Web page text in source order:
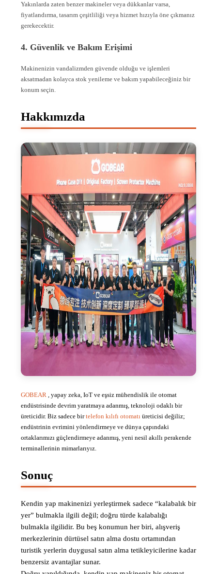
Yakınlarda zaten benzer makineler veya dükkanlar varsa,
fiyatlandırma, tasarım çeşitliliği veya hizmet hızıyla öne çıkmanız
gerekecektir.
4. Güvenlik ve Bakım Erişimi
Makinenizin vandalizmden güvende olduğu ve işlemleri
aksatmadan kolayca stok yenileme ve bakım yapabileceğiniz bir
konum seçin.
Hakkımızda
GOBEAR , yapay zeka, IoT ve eşsiz mühendislik ile otomat
endüstrisinde devrim yaratmaya adanmış, teknoloji odaklı bir
üreticidir. Biz sadece birtelefon kılıfı otomatı üreticisi değiliz;
endüstrinin evrimini yönlendirmeye ve dünya çapındaki
ortaklarımızı güçlendirmeye adanmış, yeni nesil akıllı perakende
terminallerinin mimarlarıyız.
Sonuç
Kendin yap makinenizi yerleştirmek sadece “kalabalık bir
yer” bulmakla ilgili değil; doğru türde kalabalığı
bulmakla ilgilidir. Bu beş konumun her biri, alışveriş
merkezlerinin dürtüsel satın alma dostu ortamından
turistik yerlerin duygusal satın alma tetikleyicilerine kadar
benzersiz avantajlar sunar.